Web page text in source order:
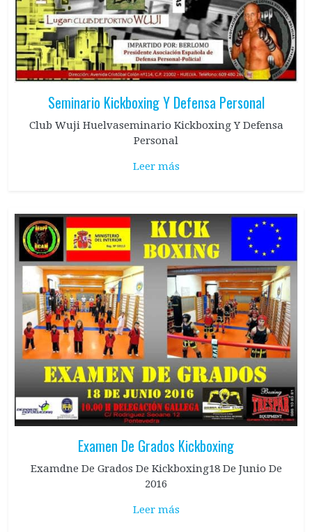
Seminario Kickboxing Y Defensa Personal
Club Wuji Huelvaseminario Kickboxing Y Defensa
Personal
Leer más
Examen De Grados Kickboxing
Examdne De Grados De Kickboxing18 De Junio De
2016
Leer más